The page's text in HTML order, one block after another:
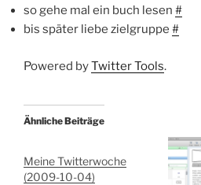
so gehe mal ein buch lesen #
bis später liebe zielgruppe #
Powered byTwitter Tools.
Ähnliche Beiträge
Meine Twitterwoche
(2009-10-04)